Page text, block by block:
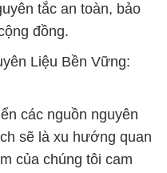
tắc an toàn, bảo
đồng.
Liệu Bền Vững:
các nguồn nguyên
sẽ là xu hướng quan
của chúng tôi cam